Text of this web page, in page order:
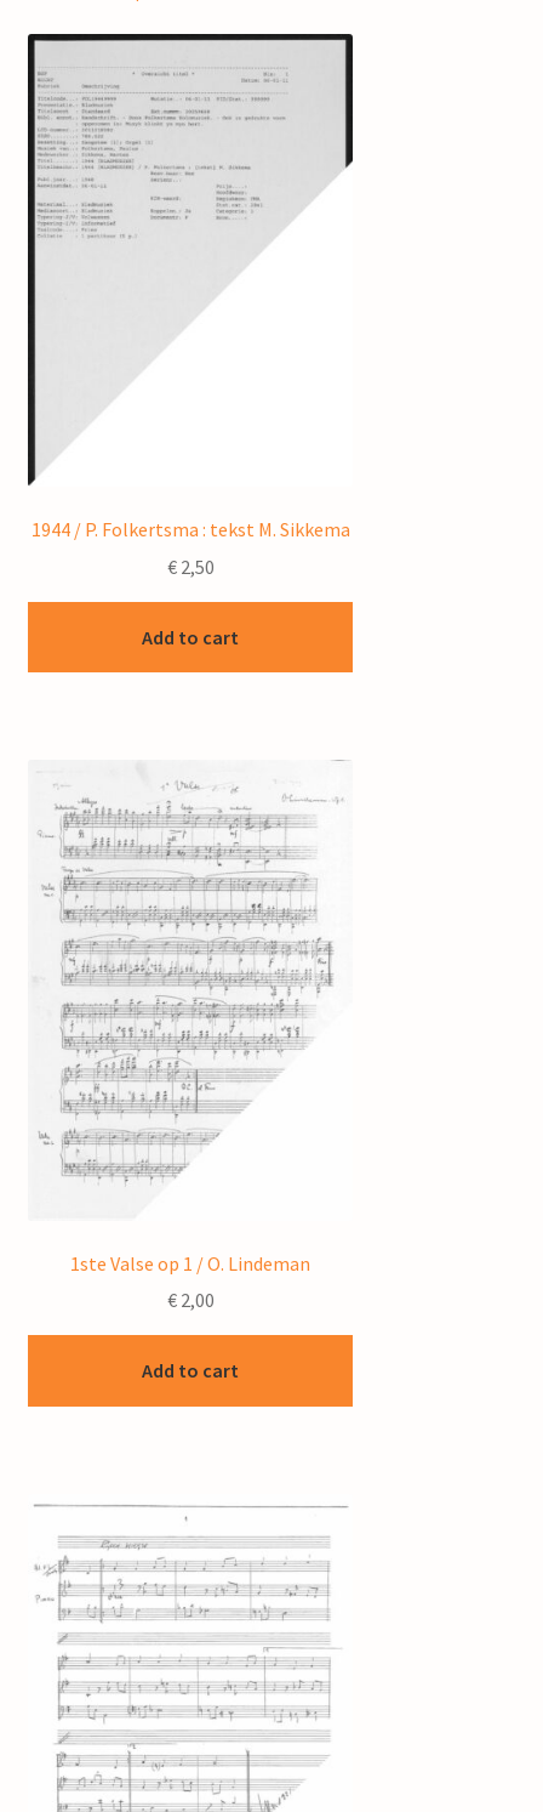
1944 / P. Folkertsma : tekst M. Sikkema
€2,50
Add to cart
1ste Valse op 1 / O. Lindeman
€2,00
Add to cart